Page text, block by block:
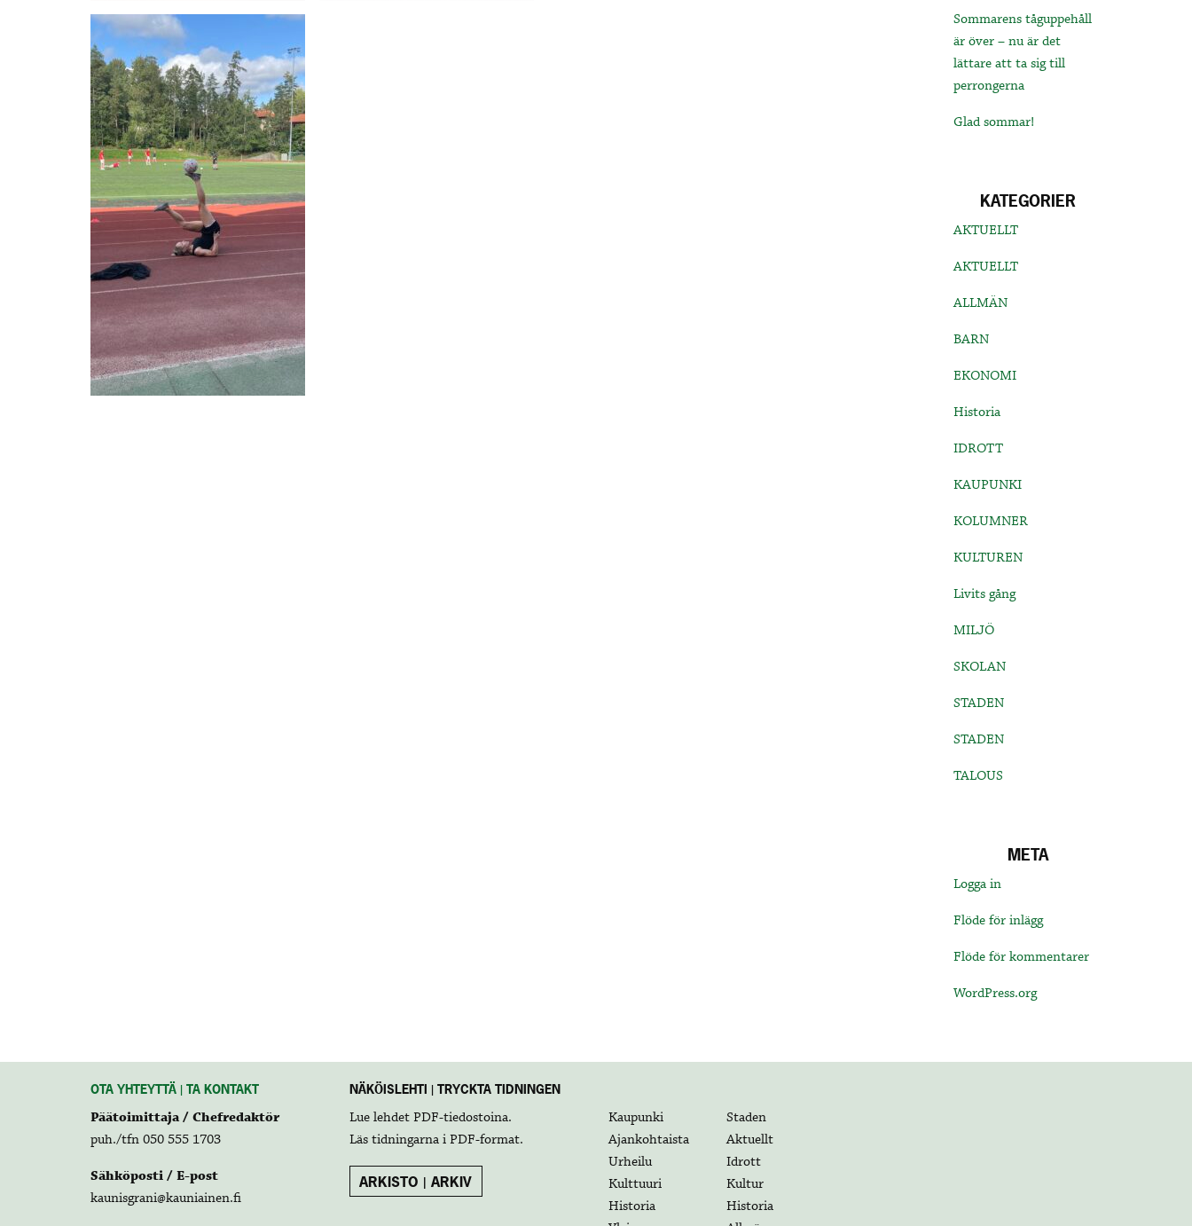
Sommarens tåguppehåll
är över – nu är det
lättare att ta sig till
perrongerna
Glad sommar!
KATEGORIER
AKTUELLT
AKTUELLT
ALLMÄN
BARN
EKONOMI
Historia
IDROTT
KAUPUNKI
KOLUMNER
KULTUREN
Livits gång
MILJÖ
SKOLAN
STADEN
STADEN
TALOUS
META
Logga in
Flöde för inlägg
Flöde för kommentarer
WordPress.org
OTA YHTEYTTÄ | TA KONTAKT
Päätoimittaja / Chefredaktör
puh./tfn 050 555 1703
Sähköposti / E-post
kaunisgrani@kauniainen.fi
NÄKÖISLEHTI | TRYCKTA TIDNINGEN
Lue lehdet PDF-tiedostoina.
Läs tidningarna i PDF-format.
ARKISTO | ARKIV
Kaupunki
Staden
Ajankohtaista
Aktuellt
Urheilu
Idrott
Kulttuuri
Kultur
Historia
Historia